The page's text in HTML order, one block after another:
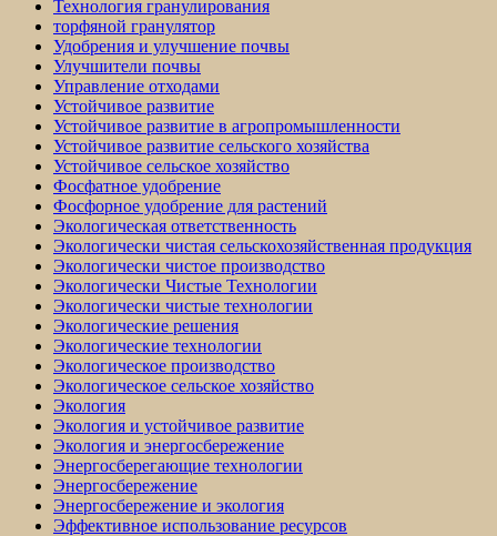
Технология гранулирования
торфяной гранулятор
Удобрения и улучшение почвы
Улучшители почвы
Управление отходами
Устойчивое развитие
Устойчивое развитие в агропромышленности
Устойчивое развитие сельского хозяйства
Устойчивое сельское хозяйство
Фосфатное удобрение
Фосфорное удобрение для растений
Экологическая ответственность
Экологически чистая сельскохозяйственная продукция
Экологически чистое производство
Экологически Чистые Технологии
Экологически чистые технологии
Экологические решения
Экологические технологии
Экологическое производство
Экологическое сельское хозяйство
Экология
Экология и устойчивое развитие
Экология и энергосбережение
Энергосберегающие технологии
Энергосбережение
Энергосбережение и экология
Эффективное использование ресурсов